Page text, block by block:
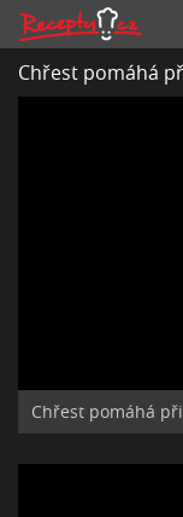
Chřest pomáhá
Chřest pomáhá